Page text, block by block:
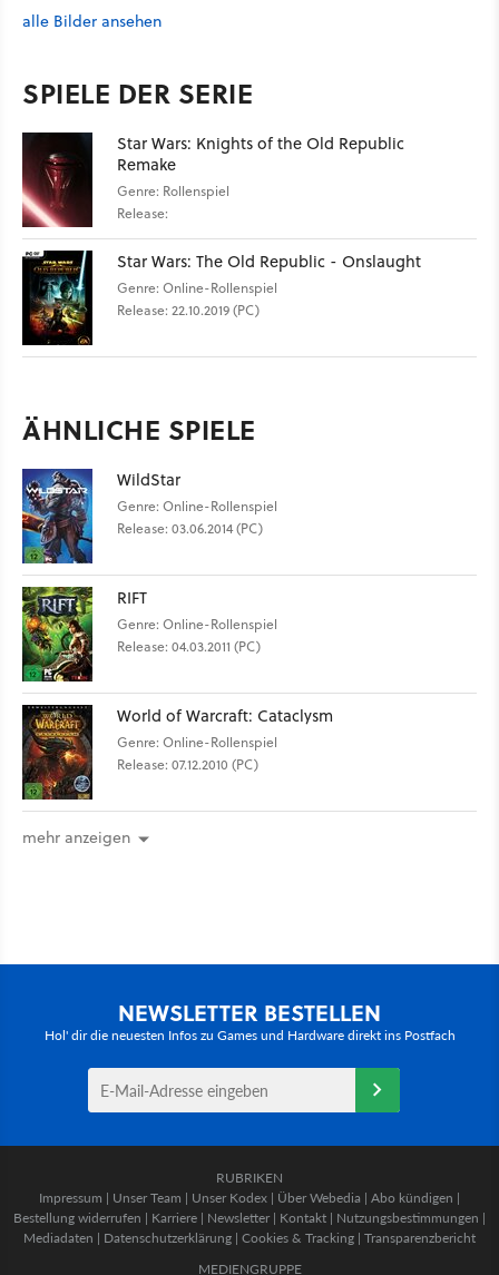
alle Bilder ansehen
SPIELE DER SERIE
Star Wars: Knights of the Old Republic
Remake
Genre: Rollenspiel
Release:
Star Wars: The Old Republic - Onslaught
Genre: Online-Rollenspiel
Release: 22.10.2019 (PC)
ÄHNLICHE SPIELE
WildStar
Genre: Online-Rollenspiel
Release: 03.06.2014 (PC)
RIFT
Genre: Online-Rollenspiel
Release: 04.03.2011 (PC)
World of Warcraft: Cataclysm
Genre: Online-Rollenspiel
Release: 07.12.2010 (PC)
mehr anzeigen
NEWSLETTER BESTELLEN
Hol' dir die neuesten Infos zu Games und Hardware direkt ins Postfach
RUBRIKEN
Impressum | Unser Team | Unser Kodex | Über Webedia | Abo kündigen |
Bestellung widerrufen | Karriere | Newsletter | Kontakt | Nutzungsbestimmungen |
Mediadaten | Datenschutzerklärung | Cookies & Tracking | Transparenzbericht
MEDIENGRUPPE